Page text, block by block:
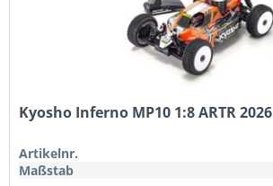
Kyosho Inferno MP10 1:8 ARTR 2026
Artikelnr.
Maßstab